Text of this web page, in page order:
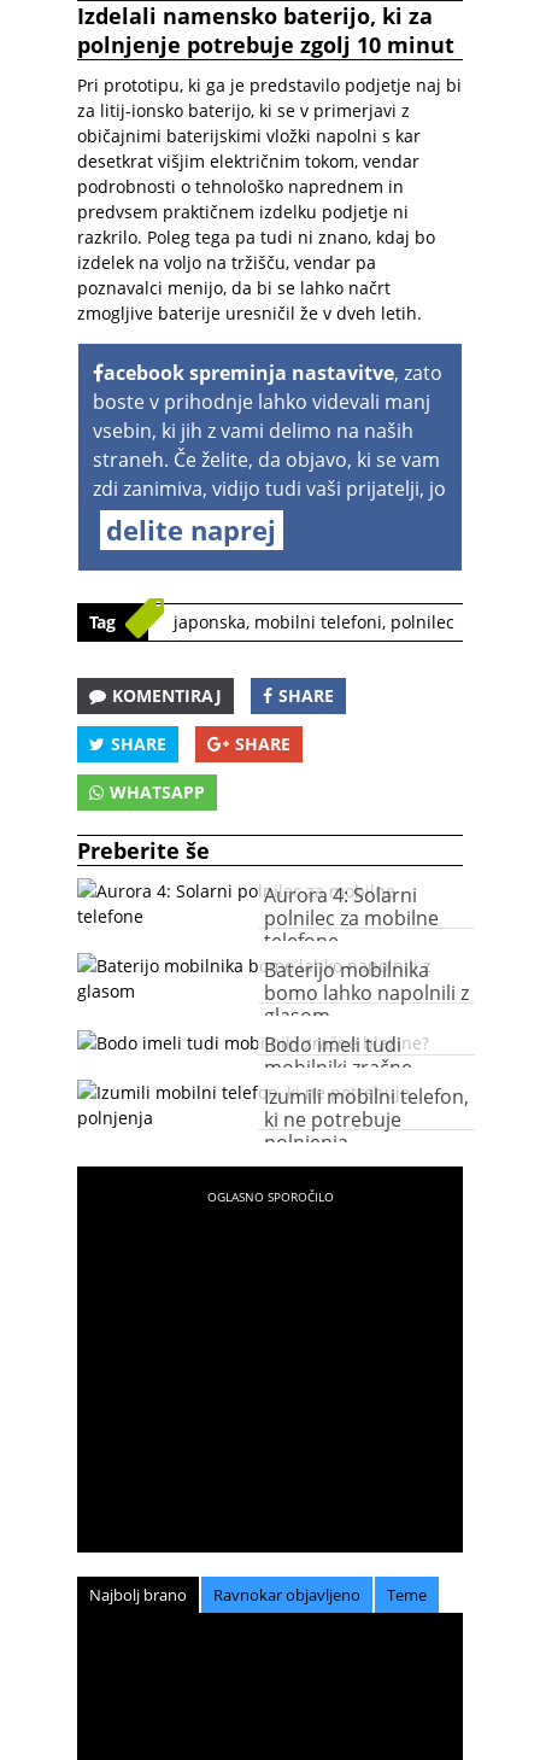
Izdelali namensko baterijo, ki za
polnjenje potrebuje zgolj 10 minut
Pri prototipu, ki ga je predstavilo podjetje naj bi
za litij-ionsko baterijo, ki se v primerjavi z
običajnimi baterijskimi vložki napolni s kar
desetkrat višjim električnim tokom, vendar
podrobnosti o tehnološko naprednem in
predvsem praktičnem izdelku podjetje ni
razkrilo. Poleg tega pa tudi ni znano, kdaj bo
izdelek na voljo na tržišču, vendar pa
poznavalci menijo, da bi se lahko načrt
zmogljive baterije uresničil že v dveh letih.
acebook spreminja nastavitve, zato
boste v prihodnje lahko videvali manj
vsebin, ki jih z vami delimo na naših
straneh. Če želite, da objavo, ki se vam
zdi zanimiva, vidijo tudi vaši prijatelji, jo
delite naprej
Tag japonska, mobilni telefoni, polnilec
KOMENTIRAJ SHARE
SHARE SHARE
WHATSAPP
Preberite še
Aurora 4: Solarni
polnilec za mobilne
telefone
Baterijo mobilnika
bomo lahko napolnili z
glasom
Bodo imeli tudi
mobilniki zračne
blazine?
Izumili mobilni telefon,
ki ne potrebuje
polnjenja
Najbolj brano Ravnokar objavljeno Teme